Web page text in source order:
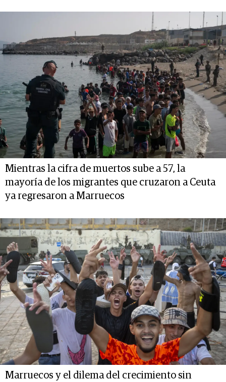
Mientras la cifra de muertos sube a 57, la
mayoría de los migrantes que cruzaron a Ceuta
ya regresaron a Marruecos
Marruecos y el dilema del crecimiento sin